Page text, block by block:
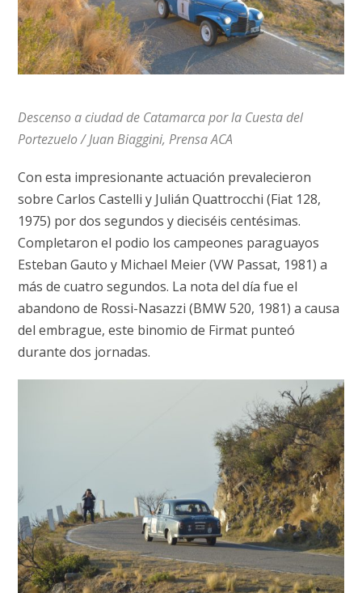
Descenso a ciudad de Catamarca por la Cuesta del
Portezuelo / Juan Biaggini, Prensa ACA
Con esta impresionante actuación prevalecieron
sobre Carlos Castelli y Julián Quattrocchi (Fiat 128,
1975) por dos segundos y dieciséis centésimas.
Completaron el podio los campeones paraguayos
Esteban Gauto y Michael Meier (VW Passat, 1981) a
más de cuatro segundos. La nota del día fue el
abandono de Rossi-Nasazzi (BMW 520, 1981) a causa
del embrague, este binomio de Firmat punteó
durante dos jornadas.